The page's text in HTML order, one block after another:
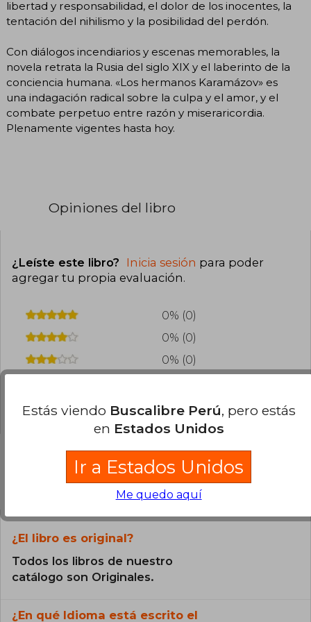
libertad y responsabilidad, el dolor de los inocentes, la
tentación del nihilismo y la posibilidad del perdón.
Con diálogos incendiarios y escenas memorables, la
novela retrata la Rusia del siglo XIX y el laberinto de la
conciencia humana. «Los hermanos Karamázov» es
una indagación radical sobre la culpa y el amor, y el
combate perpetuo entre razón y miseraricordia.
Plenamente vigentes hasta hoy.
Opiniones del libro
¿Leíste este libro? Inicia sesión para poder
agregar tu propia evaluación.
0% (0)
0% (0)
0% (0)
0% (0)
Preguntas frecuentes sobre el libro
¿El libro es original?
Todos los libros de nuestro
catálogo son Originales.
¿En qué Idioma está escrito el
Estás viendo Buscalibre Perú, pero estás
en Estados Unidos
Ir a Estados Unidos
Me quedo aquí